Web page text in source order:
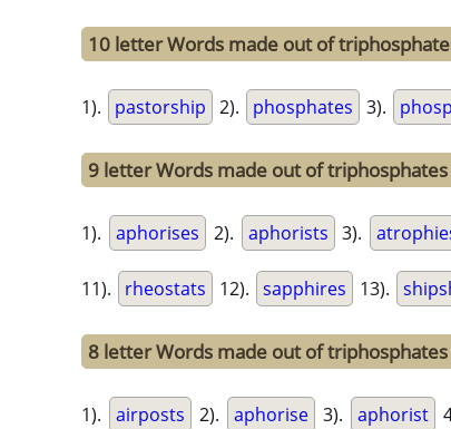
10 letter Words made out of
1). pastorship 2). phosphates 3).
9 letter Words made out of triphosphates
1). aphorises 2). aphorists 3).
11). rheostats 12). sapphires 13).
8 letter Words made out of triphosphates
1). airposts 2). aphorise 3). aphorist